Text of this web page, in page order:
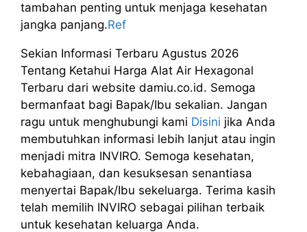
tambahan penting untuk menjaga kesehatan
jangka panjang.Ref
Sekian Informasi Terbaru Agustus 2026
Tentang Ketahui Harga Alat Air Hexagonal
Terbaru dari website damiu.co.id. Semoga
bermanfaat bagi Bapak/Ibu sekalian. Jangan
ragu untuk menghubungi kami Disini jika Anda
membutuhkan informasi lebih lanjut atau ingin
menjadi mitra INVIRO. Semoga kesehatan,
kebahagiaan, dan kesuksesan senantiasa
menyertai Bapak/Ibu sekeluarga. Terima kasih
telah memilih INVIRO sebagai pilihan terbaik
untuk kesehatan keluarga Anda.